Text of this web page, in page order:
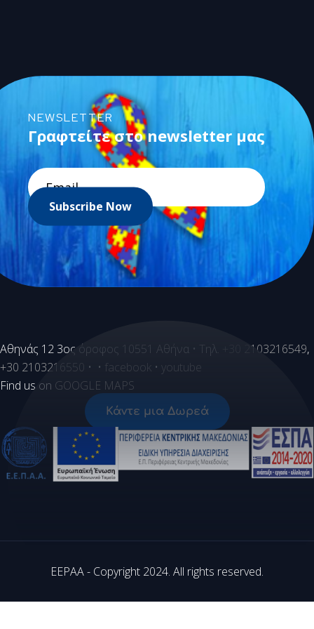
NEWSLETTER
Γραφτείτε στο newsletter μας
Subscribe Now
Aθηνάς 12 3ος όροφος 10551 Αθήνα • Τηλ. +30 2103216549,
+30 2103216550 • • facebook • youtube
Find us on GOOGLE MAPS
Κάντε μια Δωρεά
EEPAA - Copyright 2024. All rights reserved.